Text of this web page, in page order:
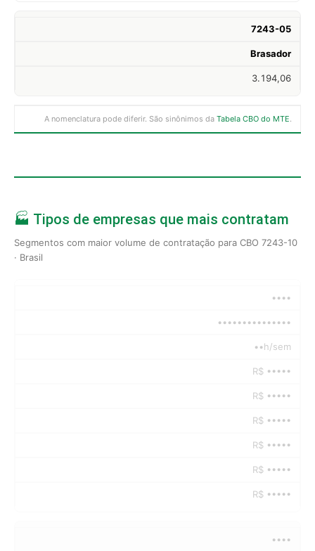
7243-05
Brasador
3.194,06
A nomenclatura pode diferir. São sinônimos da Tabela CBO do MTE.
🏭 Tipos de empresas que mais contratam
Segmentos com maior volume de contratação para CBO 7243-10
· Brasil
••••
•••••••••••••••
••h/sem
R$ •••••
R$ •••••
R$ •••••
R$ •••••
R$ •••••
R$ •••••
••••